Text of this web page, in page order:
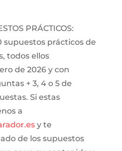
PRÁCTICOS:
supuestos prácticos de
todos ellos
de 2026 y con
+ 3, 4 o 5 de
Si estas
a
y te
de los supuestos